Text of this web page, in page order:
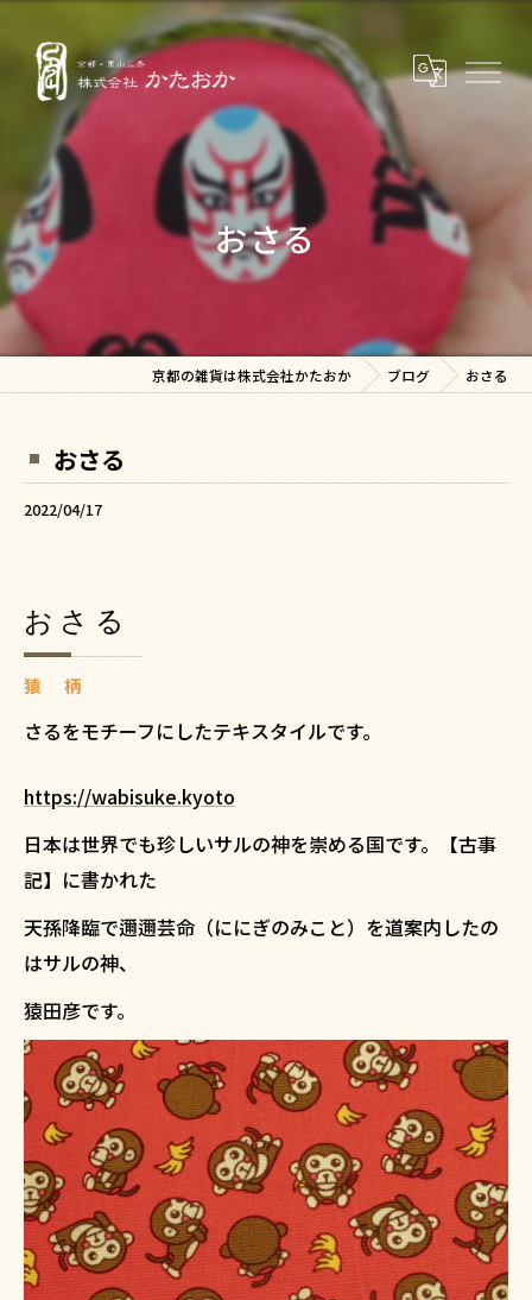
おさる
京都の雑貨は株式会社かたおか ブログ おさる
おさる
2022/04/17
猿 柄
おさる
さるをモチーフにしたテキスタイルです。
https://wabisuke.kyoto
日本は世界でも珍しいサルの神を崇める国です。【古事
記】に書かれた
天孫降臨で邇邇芸命（ににぎのみこと）を道案内したの
はサルの神、
猿田彦です。